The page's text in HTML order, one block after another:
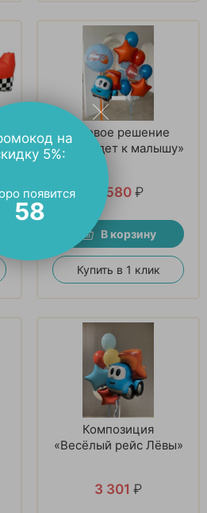
Готовое решение
«Лёва едет к малышу»
8 580 ₽
В корзину
Купить в 1 клик
Композиция
«Весёлый рейс Лёвы»
3 301 ₽
на
5%:
появится
56